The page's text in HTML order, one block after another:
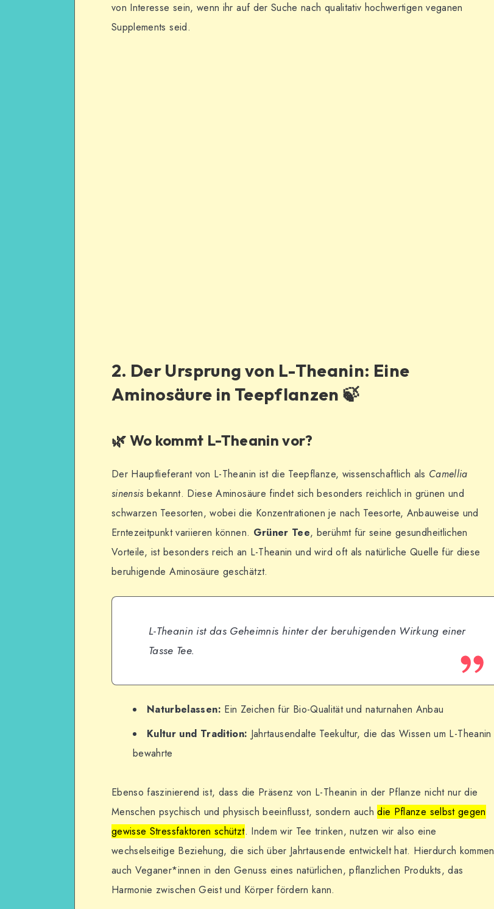
von Interesse sein, wenn ihr auf der Suche nach qualitativ hochwertigen veganen
Supplements seid.
2. Der Ursprung von L-Theanin: Eine
Aminosäure in Teepflanzen 🍃
🌿 Wo kommt L-Theanin vor?
Der Hauptlieferant von L-Theanin ist die Teepflanze, wissenschaftlich als Camellia
sinensisbekannt. Diese Aminosäure findet sich besonders reichlich in grünen und
schwarzen Teesorten, wobei die Konzentrationen je nach Teesorte, Anbauweise und
Erntezeitpunkt variieren können. Grüner Tee, berühmt für seine gesundheitlichen
Vorteile, ist besonders reich an L-Theanin und wird oft als natürliche Quelle für diese
beruhigende Aminosäure geschätzt.
L-Theanin ist das Geheimnis hinter der beruhigenden Wirkung einer
Tasse Tee.
Naturbelassen: Ein Zeichen für Bio-Qualität und naturnahen Anbau
Kultur und Tradition: Jahrtausendalte Teekultur, die das Wissen um L-Theanin
bewahrte
Ebenso faszinierend ist, dass die Präsenz von L-Theanin in der Pflanze nicht nur die
Menschen psychisch und physisch beeinflusst, sondern auchdie Pflanze selbst gegen
gewisse Stressfaktoren schützt. Indem wir Tee trinken, nutzen wir also eine
wechselseitige Beziehung, die sich über Jahrtausende entwickelt hat. Hierdurch kommen
auch Veganer*innen in den Genuss eines natürlichen, pflanzlichen Produkts, das
Harmonie zwischen Geist und Körper fördern kann.